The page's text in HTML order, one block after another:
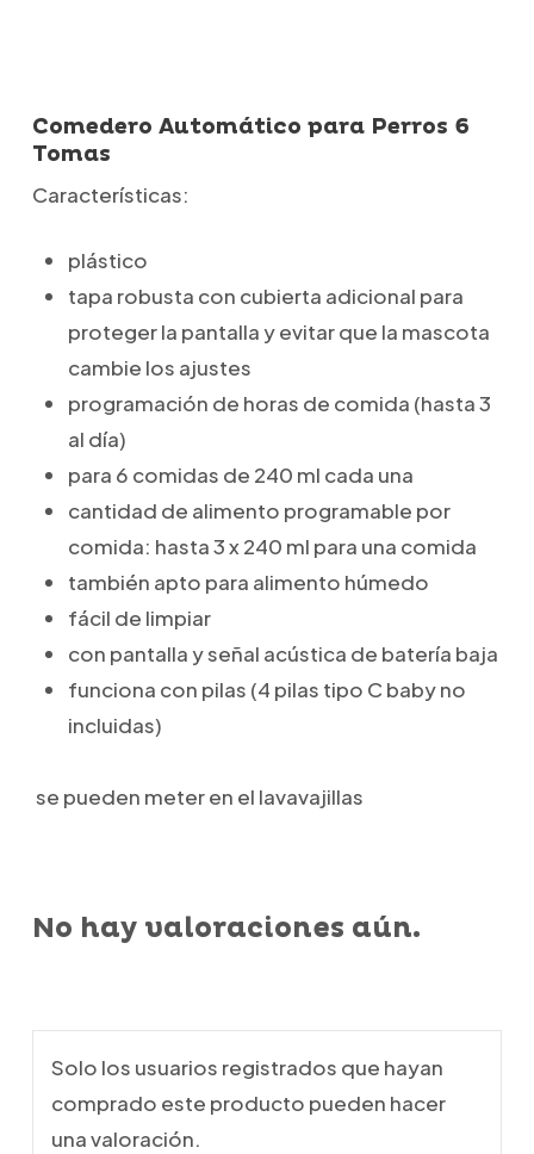
Comedero Automático para Perros 6
Tomas
Características:
plástico
tapa robusta con cubierta adicional para
proteger la pantalla y evitar que la mascota
cambie los ajustes
programación de horas de comida (hasta 3
al día)
para 6 comidas de 240 ml cada una
cantidad de alimento programable por
comida: hasta 3 x 240 ml para una comida
también apto para alimento húmedo
fácil de limpiar
con pantalla y señal acústica de batería baja
funciona con pilas (4 pilas tipo C baby no
incluidas)
se pueden meter en el lavavajillas
No hay valoraciones aún.
Solo los usuarios registrados que hayan
comprado este producto pueden hacer
una valoración.